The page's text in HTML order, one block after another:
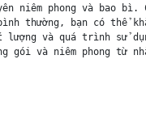
niêm phong và bao
bạn có thể
lượng và quá trình sử
gói và niêm phong